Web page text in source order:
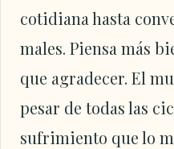
cotidiana hasta
males. Piensa más
que agradecer. El
pesar de todas las
sufrimiento que lo